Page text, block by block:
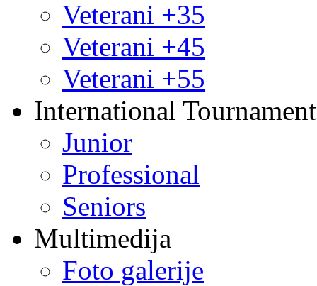
Veterani +35
Veterani +45
Veterani +55
International
Junior
Professional
Seniors
Multimedija
Foto galerije